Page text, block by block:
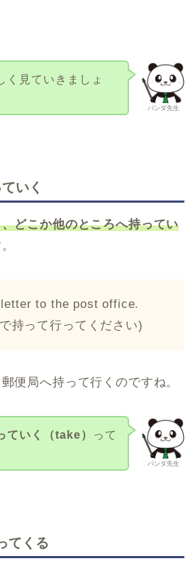
パンダ先生
く見ていきましょ
いく
どこか他のところへ持ってい
to the post office.
持って行ってください)
便局へ持って行くのですね。
パンダ先生
ていく（take）
って
てくる